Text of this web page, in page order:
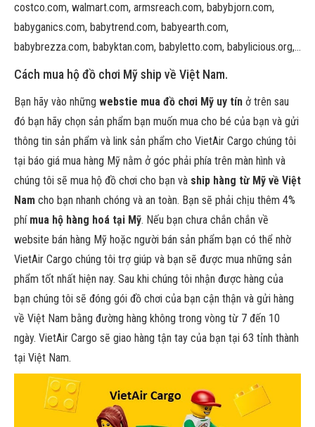
costco.com, walmart.com, armsreach.com, babybjorn.com,
babyganics.com, babytrend.com, babyearth.com,
babybrezza.com, babyktan.com, babyletto.com, babylicious.org,…
Cách mua hộ đồ chơi Mỹ ship về Việt Nam.
Bạn hãy vào những webstie mua đồ chơi Mỹ uy tín ở trên sau
đó bạn hãy chọn sản phẩm bạn muốn mua cho bé của bạn và gửi
thông tin sản phẩm và link sản phẩm cho VietAir Cargo chúng tôi
tại báo giá mua hàng Mỹ nằm ở góc phải phía trên màn hình và
chúng tôi sẽ mua hộ đồ chơi cho bạn và ship hàng từ Mỹ về Việt
Nam cho bạn nhanh chóng và an toàn. Bạn sẽ phải chịu thêm 4%
phí mua hộ hàng hoá tại Mỹ. Nếu bạn chưa chắn chắn về
website bán hàng Mỹ hoặc người bán sản phẩm bạn có thể nhờ
VietAir Cargo chúng tôi trợ giúp và bạn sẽ được mua những sản
phẩm tốt nhất hiện nay. Sau khi chúng tôi nhận được hàng của
bạn chúng tôi sẽ đóng gói đồ chơi của bạn cận thận và gửi hàng
về Việt Nam bằng đường hàng không trong vòng từ 7 đến 10
ngày. VietAir Cargo sẽ giao hàng tận tay của bạn tại 63 tỉnh thành
tại Việt Nam.